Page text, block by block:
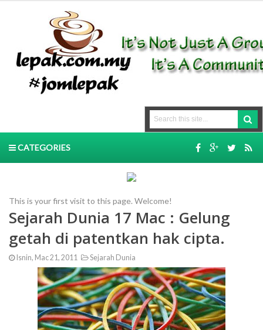
CATEGORIES
This is your first visit to this page. Welcome!
Sejarah Dunia 17 Mac : Gelung
getah di patentkan hak cipta.
Isnin, Mac 21, 2011 Sejarah Dunia